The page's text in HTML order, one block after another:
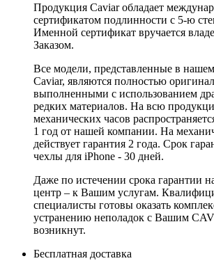
Продукция Caviar обладает
сертификатом подлинности с 5-ю
Именной сертификат вручается
Заказом.
Все модели, представленные в
Caviar, являются полностью
выполненными с использованием
редких материалов. На всю
механических часов
1 год от нашей компании. На
действует гарантия 2 года. Срок
чехлы для iPhone - 30 дней.
Даже по истечении срока гарантии
центр – к Вашим услугам.
специалисты готовы оказать
устранению неполадок с Вашим
возникнут.
Бесплатная доставка